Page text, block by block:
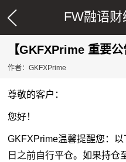
FW融语财
【GKFXPrime 重要
作者：GKFXPrime
尊敬的客户：
您好！
GKFXPrime温馨提醒您：
日之前自行平仓。如果持仓